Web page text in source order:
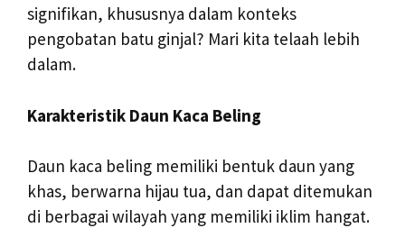
signifikan, khususnya dalam konteks
pengobatan batu ginjal? Mari kita telaah lebih
dalam.
Karakteristik Daun Kaca Beling
Daun kaca beling memiliki bentuk daun yang
khas, berwarna hijau tua, dan dapat ditemukan
di berbagai wilayah yang memiliki iklim hangat.